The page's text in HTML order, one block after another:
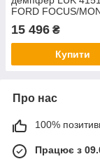
FORD FOCUS/
TRANSIT 1,0 12-
15 496 ₴
Купити
Про нас
100%
Працює з